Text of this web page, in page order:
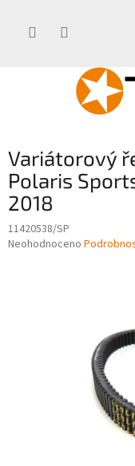
Variátorový
Polaris
2018
11420538/SP
Průměrné
Neohodnoceno